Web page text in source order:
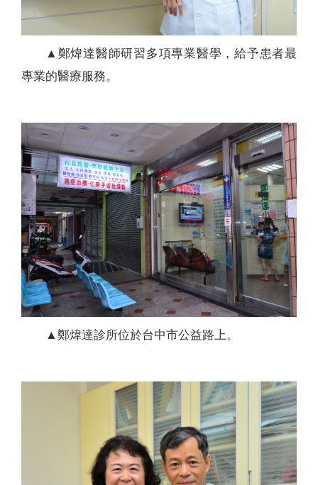
▲鄭煒達醫師研習多項專業醫學，給予患者最
專業的醫療服務。
▲鄭煒達診所位於台中市公益路上。